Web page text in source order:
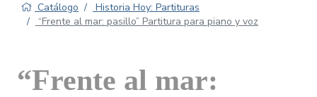
Catálogo
Historia Hoy: Partituras
“Frente al mar: pasillo” Partitura para piano y voz
“Frente al mar: